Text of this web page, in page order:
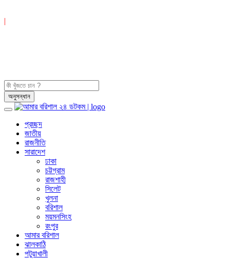
|
প্রচ্ছদ
জাতীয়
রাজনীতি
সারাদেশ
ঢাকা
চট্টগ্রাম
রাজশাহী
সিলেট
খুলনা
বরিশাল
ময়মনসিংহ
রংপুর
আমার বরিশাল
ঝালকাঠি
পটুয়াখালী